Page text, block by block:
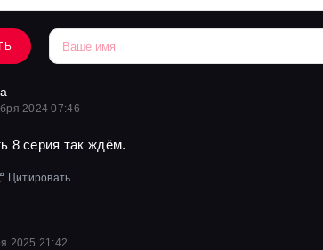
2024 07:46
8 серия так ждём.
Цитировать
2025 21:42